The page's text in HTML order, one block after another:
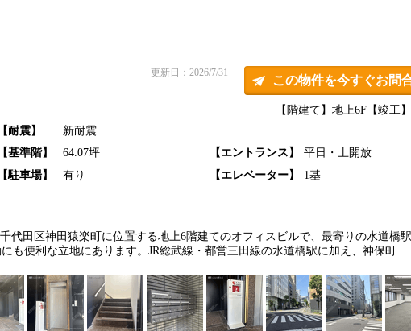
更新日：2026/7/31
この物件を今すぐお問
【竣工
【階建て】地上6F
【耐震】
新耐震
【基準階】
64.07坪 【エントランス】
平日・土開放
【駐車場】
有り 【エレベーター】 1基
代田区神田猿楽町に位置する地上6階建てのオフィスビルで、最寄りの水道橋
も便利な立地にあります。JR総武線・都営三田線の水道橋駅に加え、神保町…